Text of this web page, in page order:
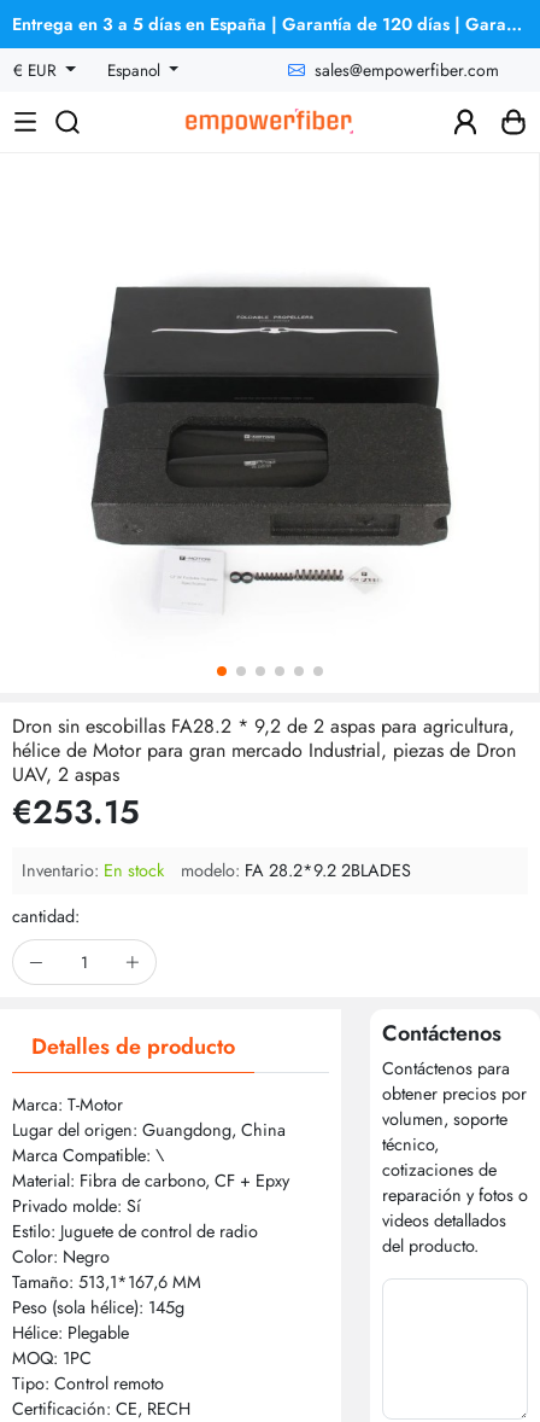
Entrega en 3 a 5 días en España | Garantía de 120 días | Garantía de reembolso
€ EUR
Espanol sales@empowerfiber.com
Dron sin escobillas FA28.2 * 9,2 de 2 aspas para agricultura,
hélice de Motor para gran mercado Industrial, piezas de Dron
UAV, 2 aspas
€253.15
Inventario: En stock modelo: FA 28.2*9.2 2BLADES
cantidad:
Detalles de producto
Marca: T-Motor
Lugar del origen: Guangdong, China
Marca Compatible: \
Material: Fibra de carbono, CF + Epxy
Privado molde: Sí
Estilo: Juguete de control de radio
Color: Negro
Tamaño: 513,1*167,6 MM
Peso (sola hélice): 145g
Hélice: Plegable
MOQ: 1PC
Tipo: Control remoto
Certificación: CE, RECH
Contáctenos
Contáctenos para
obtener precios por
volumen, soporte
técnico,
cotizaciones de
reparación y fotos o
videos detallados
del producto.